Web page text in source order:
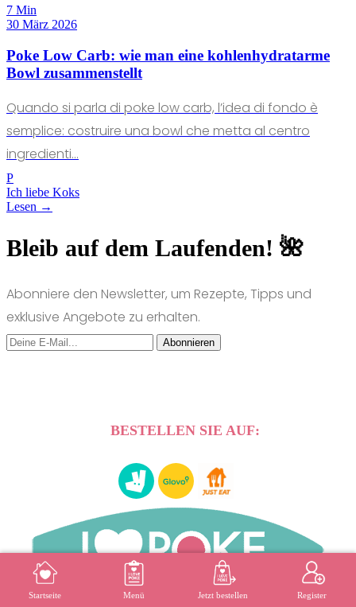
MENÜ REGISTER
7 Min
30 März 2026
Poke Low Carb: wie man eine kohlenhydratarme
Bowl zusammenstellt
Quando si parla di poke low carb, l’idea di fondo è
semplice: costruire una bowl che metta al centro
ingredienti...
P
Ich liebe Koks
Lesen →
Bleib auf dem Laufenden! 🌺
Abonniere den Newsletter, um Rezepte, Tipps und
exklusive Angebote zu erhalten.
Abonnieren
BESTELLEN SIE AUF:
Startseite Menü Jetzt bestellen Register